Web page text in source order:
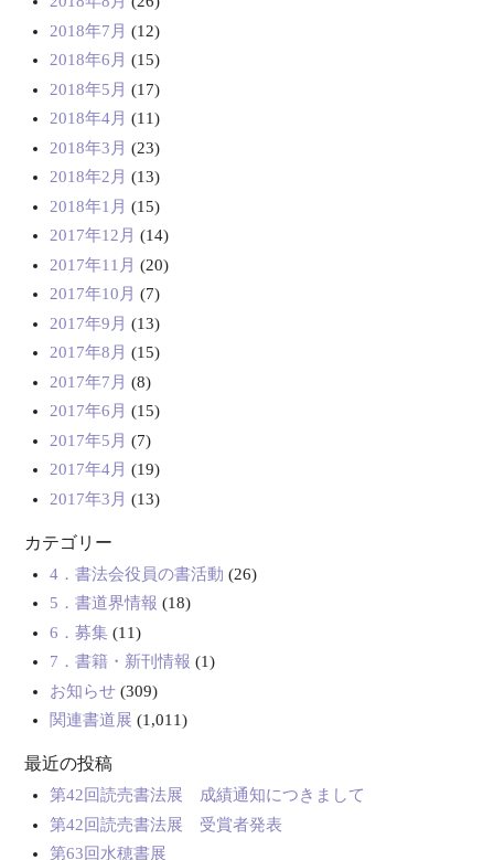
2018年7月 (12)
2018年6月 (15)
2018年5月 (17)
2018年4月 (11)
2018年3月 (23)
2018年2月 (13)
2018年1月 (15)
2017年12月 (14)
2017年11月 (20)
2017年10月 (7)
2017年9月 (13)
2017年8月 (15)
2017年7月 (8)
2017年6月 (15)
2017年5月 (7)
2017年4月 (19)
2017年3月 (13)
カテゴリー
4．書法会役員の書活動 (26)
5．書道界情報 (18)
6．募集(11)
7．書籍・新刊情報 (1)
お知らせ(309)
関連書道展 (1,011)
最近の投稿
第42回読売書法展 成績通知につきまして
第42回読売書法展 受賞者発表
第63回水穂書展